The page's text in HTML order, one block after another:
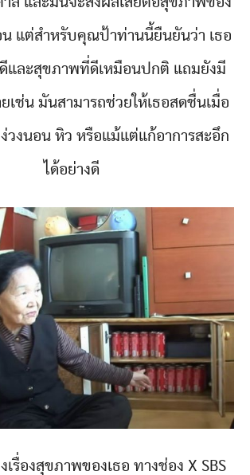
แต่สำหรับคุณป้าท่านนี้ยืนยันว่า เธอ
ดีและสุขภาพที่ดีเหมือนปกติ แถมยังมี
เช่น มันสามารถช่วยให้เธอสดชื่นเมื่อ
วงนอน หิว หรือแม้แต่แก้อาการสะอึก
ได้อย่างดี
เรื่องสุขภาพของเธอ ทางช่อง X SBS